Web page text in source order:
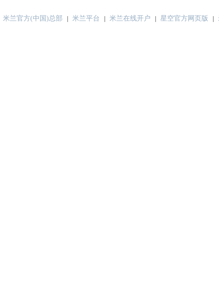
米兰官方(中国)总部 米兰平台 米兰在线开户 星空官方网页版